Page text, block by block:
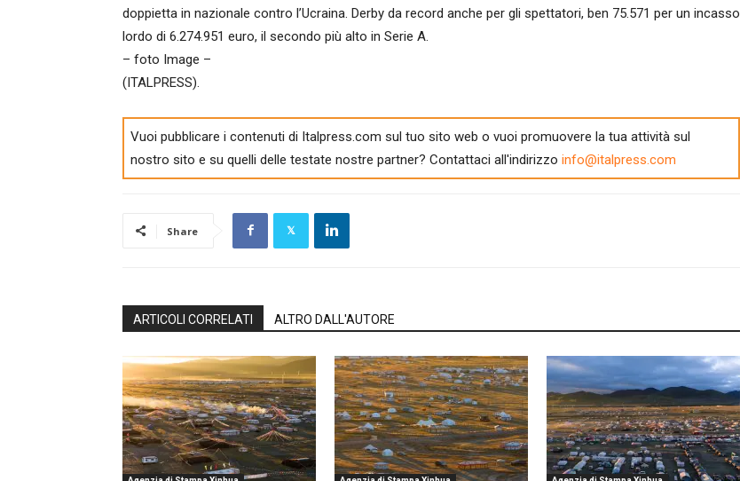
doppietta in nazionale contro l’Ucraina. Derby da record anche per gli spettatori, ben 75.571 per un incasso
lordo di 6.274.951 euro, il secondo più alto in Serie A.
– foto Image –
(ITALPRESS).
Vuoi pubblicare i contenuti di Italpress.com sul tuo sito web o vuoi promuovere la tua attività sul
nostro sito e su quelli delle testate nostre partner? Contattaci all'indirizzo info@italpress.com
Share
ARTICOLI CORRELATI ALTRO DALL'AUTORE